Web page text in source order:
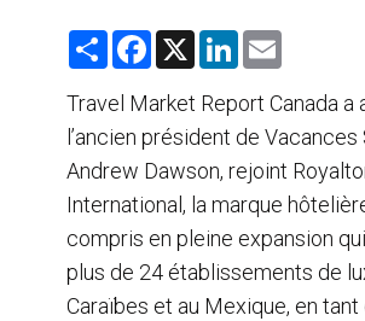
S
r
e
F
e
b
o
k
X
L
k
e
d
n
i
l
Travel Market Report Canada a
l’ancien président de Vacances
Andrew Dawson, rejoint
International, la marque
compris en pleine expansion
plus de 24 établissements de
Caraïbes et au Mexique, en tant